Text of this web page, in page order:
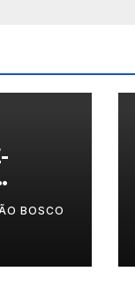
–
BOSCO